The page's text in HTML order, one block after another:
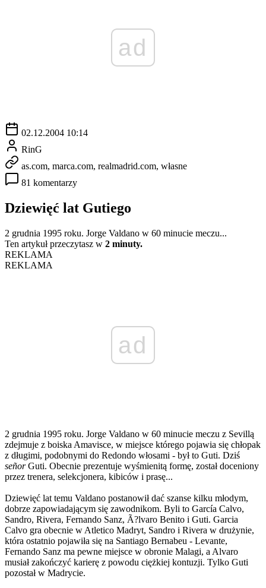
ad
02.12.2004 10:14
RinG
as.com, marca.com, realmadrid.com, własne
81 komentarzy
Dziewięć lat Gutiego
2 grudnia 1995 roku. Jorge Valdano w 60 minucie meczu...
Ten artykuł przeczytasz w 2 minuty.
REKLAMA
REKLAMA
ad
2 grudnia 1995 roku. Jorge Valdano w 60 minucie meczu z Sevillą
zdejmuje z boiska Amavisce, w miejsce którego pojawia się chłopak
z długimi, podobnymi do Redondo włosami - był to Guti. Dziś
señorGuti. Obecnie prezentuje wyśmienitą formę, został doceniony
przez trenera, selekcjonera, kibiców i prasę...
Dziewięć lat temu Valdano postanowił dać szanse kilku młodym,
dobrze zapowiadającym się zawodnikom. Byli to García Calvo,
Sandro, Rivera, Fernando Sanz, Ã?lvaro Benito i Guti. Garcia
Calvo gra obecnie w Atletico Madryt, Sandro i Rivera w drużynie,
która ostatnio pojawiła się na Santiago Bernabeu - Levante,
Fernando Sanz ma pewne miejsce w obronie Malagi, a Alvaro
musiał zakończyć karierę z powodu ciężkiej kontuzji. Tylko Guti
pozostał w Madrycie.